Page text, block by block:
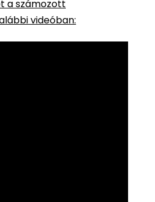
a számozott
videóban: